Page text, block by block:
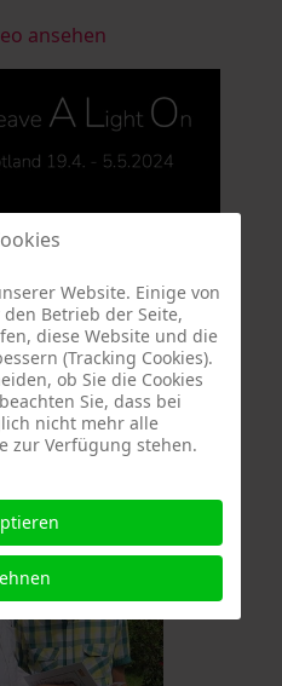
ansehen
Understützung von
, Murnau,
Website. Einige von
Betrieb der Seite,
diese Website und die
(Tracking Cookies).
ob Sie die Cookies
Sie, dass bei
nicht mehr alle
zur Verfügung stehen.